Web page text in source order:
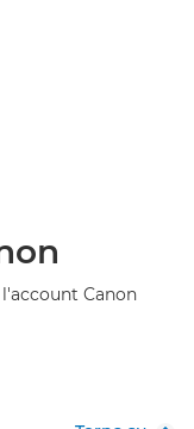
Canon